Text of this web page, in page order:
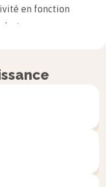
en fonction